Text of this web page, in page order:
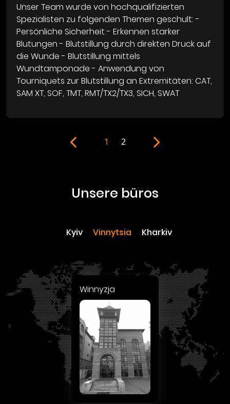
1 2
Unser Team wurde von hochqualifizierten
Spezialisten zu folgenden Themen geschult: -
Persönliche Sicherheit - Erkennen starker
Blutungen - Blutstillung durch direkten Druck auf
die Wunde - Blutstillung mittels
Wundtamponade - Anwendung von
Tourniquets zur Blutstillung an Extremitäten: CAT,
SAM XT, SOF, TMT, RMT/TX2/TX3, SICH, SWAT
unsere büros
Kyiv Vinnytsia Kharkiv
Winnyzja